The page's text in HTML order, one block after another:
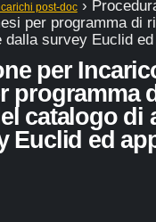
post-doc ›
per programma di
survey Euclid
per
programma
catalogo di
Euclid ed